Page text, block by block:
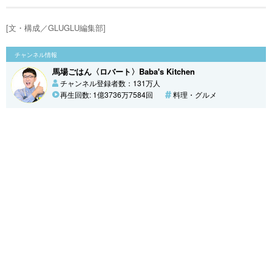
[文・構成／GLUGLU編集部]
チャンネル情報
馬場ごはん〈ロバート〉Baba's Kitchen
チャンネル登録者数：131万人
再生回数: 1億3736万7584回
料理・グルメ